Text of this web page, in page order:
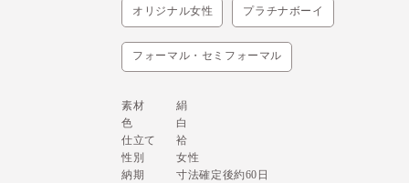
オリジナル女性 プラチナボーイ
フォーマル・セミフォーマル
素材
絹
色
白
仕立て
袷
性別
女性
納期
寸法確定後約60日